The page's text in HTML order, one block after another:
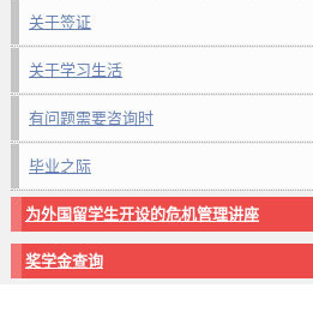
关于签证
关于学习生活
有问题需要咨询时
毕业之际
为外国留学生开设的危机管理讲座
奖学金查询